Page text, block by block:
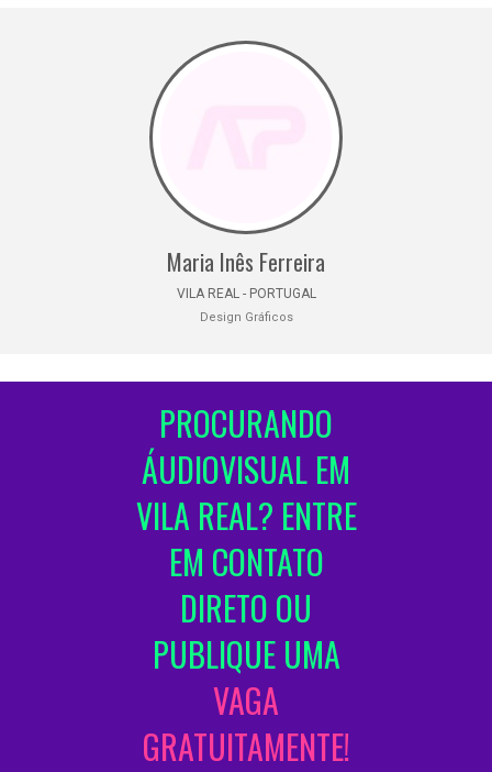
Maria Inês Ferreira
VILA REAL - PORTUGAL
Design Gráficos
PROCURANDO
ÁUDIOVISUAL EM
VILA REAL? ENTRE
EM CONTATO
DIRETO OU
PUBLIQUE UMA
VAGA
GRATUITAMENTE!